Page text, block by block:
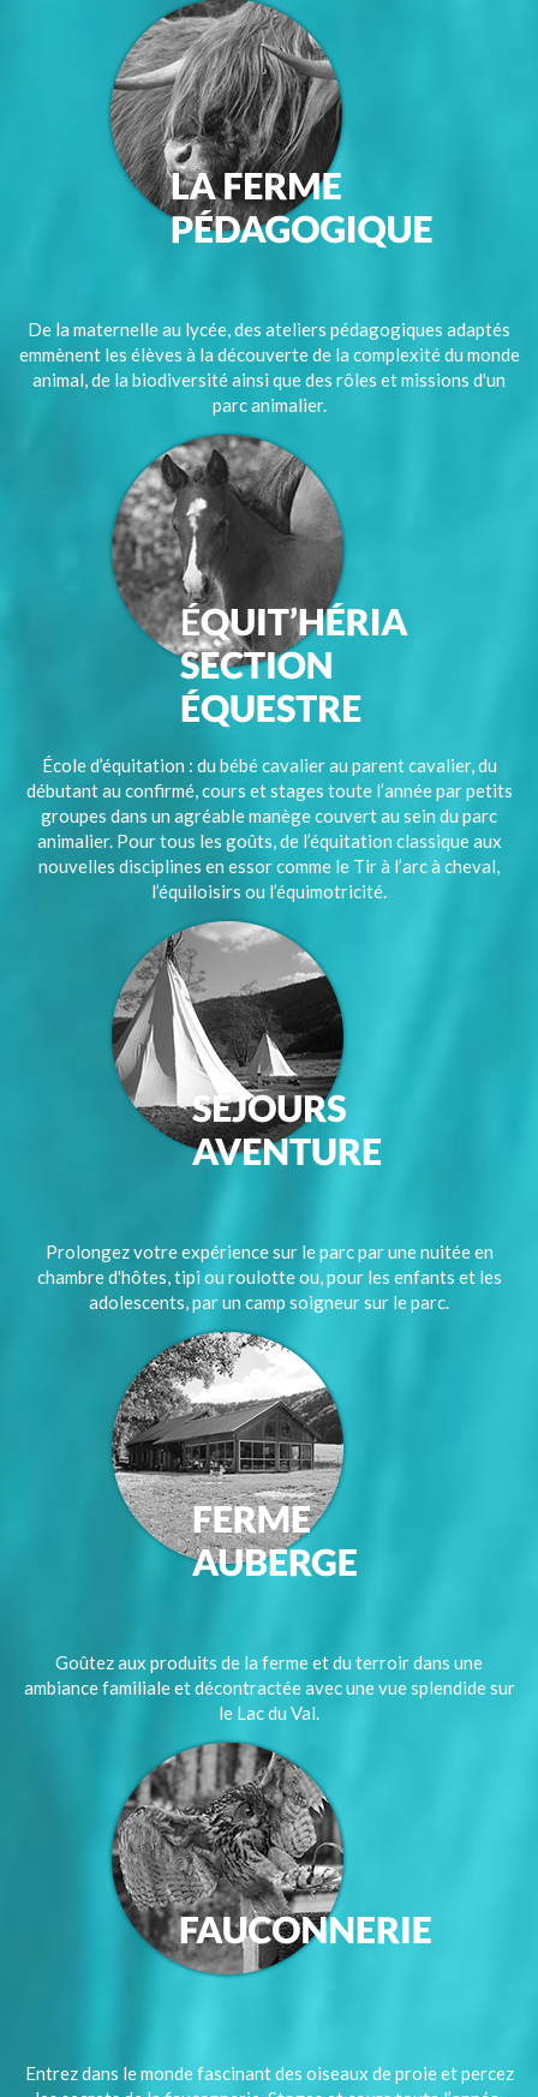
De la maternelle au lycée, des ateliers pédagogiques adaptés
emmènent les élèves à la découverte de la complexité du monde
animal, de la biodiversité ainsi que des rôles et missions d'un
parc animalier.
École d’équitation : du bébé cavalier au parent cavalier, du
débutant au confirmé, cours et stages toute l’année par petits
groupes dans un agréable manège couvert au sein du parc
animalier. Pour tous les goûts, de l’équitation classique aux
nouvelles disciplines en essor comme le Tir à l’arc à cheval,
l’équiloisirs ou l’équimotricité.
Prolongez votre expérience sur le parc par une nuitée en
chambre d'hôtes, tipi ou roulotte ou, pour les enfants et les
adolescents, par un camp soigneur sur le parc.
Goûtez aux produits de la ferme et du terroir dans une
ambiance familiale et décontractée avec une vue splendide sur
le Lac du Val.
Entrez dans le monde fascinant des oiseaux de proie et percez